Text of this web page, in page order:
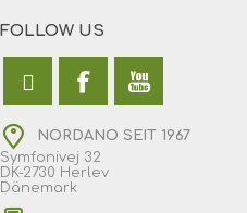
FOLLOW US
NORDANO SEIT 1967
Symfonivej 32
DK-2730 Herlev
Dänemark